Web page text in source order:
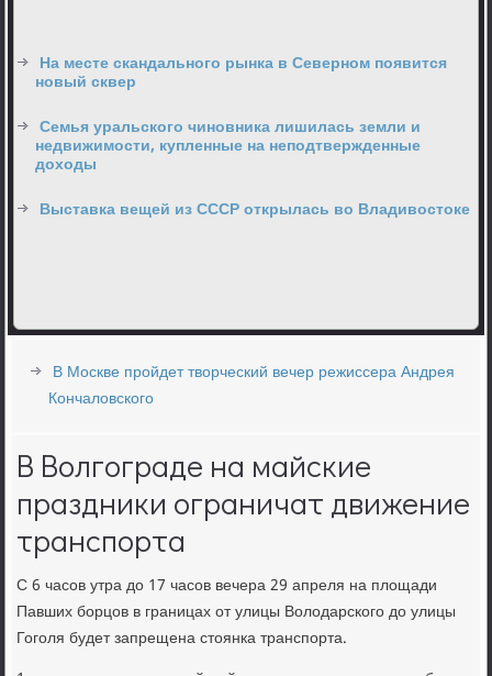
На месте скандального рынка в Северном появится
новый сквер
Семья уральского чиновника лишилась земли и
недвижимости, купленные на неподтвержденные
доходы
Выставка вещей из СССР открылась во Владивостоке
В Москве пройдет творческий вечер режиссера Андрея
Кончаловского
В Волгограде на майские
праздники ограничат движение
транспорта
С 6 часов утра до 17 часов вечера 29 апреля на площади
Павших борцов в границах от улицы Володарского до улицы
Гоголя будет запрещена стоянка транспорта.